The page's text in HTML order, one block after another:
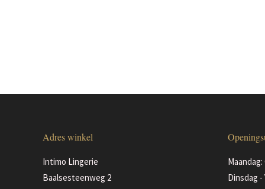
Adres winkel
Intimo Lingerie
Baalsesteenweg 2
Dinsdag -